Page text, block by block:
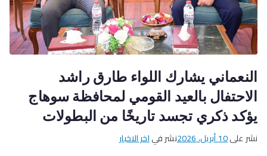
النعماني يشارك اللواء طارق راشد
الاحتفال بالعيد القومي لمحافظة سوهاج
يؤكد ذكري تجسد تاريخًا من البطولات
نشر على10 أبريل، 2026 نشر فياخر الاخبار